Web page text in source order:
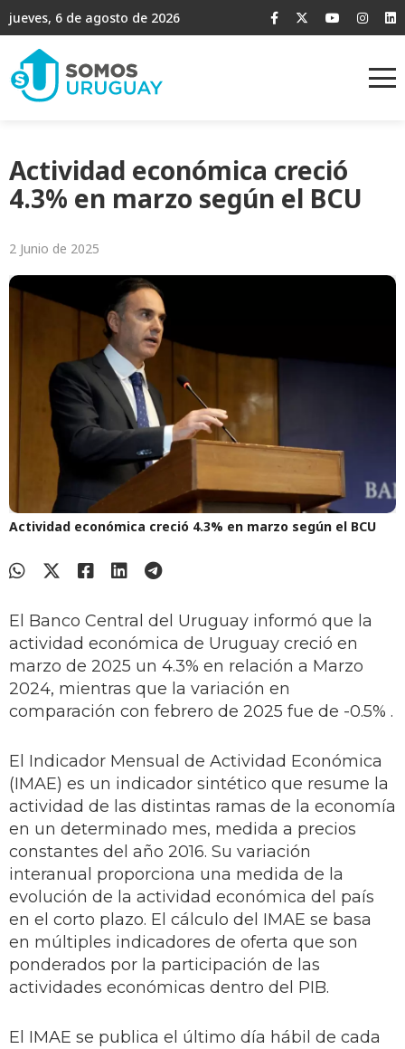
jueves, 6 de agosto de 2026
Actividad económica creció
4.3% en marzo según el BCU
2 Junio de 2025
Actividad económica creció 4.3% en marzo según el BCU
El Banco Central del Uruguay informó que la
actividad económica de Uruguay creció en
marzo de 2025 un 4.3% en relación a Marzo
2024, mientras que la variación en
comparación con febrero de 2025 fue de -0.5% .
El Indicador Mensual de Actividad Económica
(IMAE) es un indicador sintético que resume la
actividad de las distintas ramas de la economía
en un determinado mes, medida a precios
constantes del año 2016. Su variación
interanual proporciona una medida de la
evolución de la actividad económica del país
en el corto plazo. El cálculo del IMAE se basa
en múltiples indicadores de oferta que son
ponderados por la participación de las
actividades económicas dentro del PIB.
El IMAE se publica el último día hábil de cada